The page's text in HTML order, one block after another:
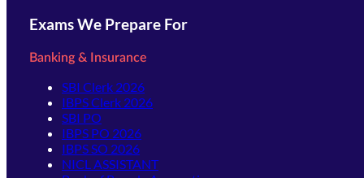
Exams We Prepare For
Banking & Insurance
SBI Clerk 2026
IBPS Clerk 2026
SBI PO
IBPS PO 2026
IBPS SO 2026
NICL ASSISTANT